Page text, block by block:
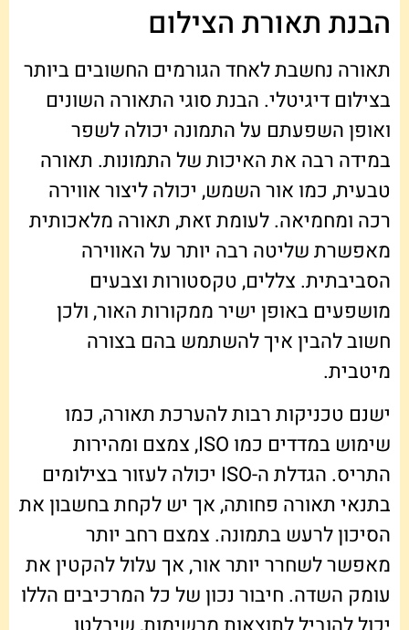
הבנת תאורת הצילום
תאורה נחשבת לאחד הגורמים החשובים ביותר
בצילום דיגיטלי. הבנת סוגי התאורה השונים
ואופן השפעתם על התמונה יכולה לשפר
במידה רבה את האיכות של התמונות. תאורה
טבעית, כמו אור השמש, יכולה ליצור אווירה
רכה ומחמיאה. לעומת זאת, תאורה מלאכותית
מאפשרת שליטה רבה יותר על האווירה
הסביבתית. צללים, טקסטורות וצבעים
מושפעים באופן ישיר ממקורות האור, ולכן
חשוב להבין איך להשתמש בהם בצורה
מיטבית.
ישנם טכניקות רבות להערכת תאורה, כמו
שימוש במדדים כמו ISO, צמצם ומהירות
התריס. הגדלת ה-ISO יכולה לעזור בצילומים
בתנאי תאורה פחותה, אך יש לקחת בחשבון את
הסיכון לרעש בתמונה. צמצם רחב יותר
מאפשר לשחרר יותר אור, אך עלול להקטין את
עומק השדה. חיבור נכון של כל המרכיבים הללו